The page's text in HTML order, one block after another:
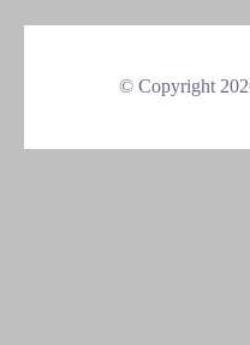
© Copyright